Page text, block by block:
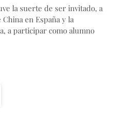
la suerte de ser invitado, a
en España y la
a participar como alumno